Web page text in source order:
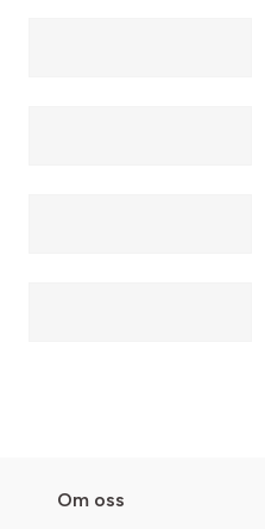
Om oss